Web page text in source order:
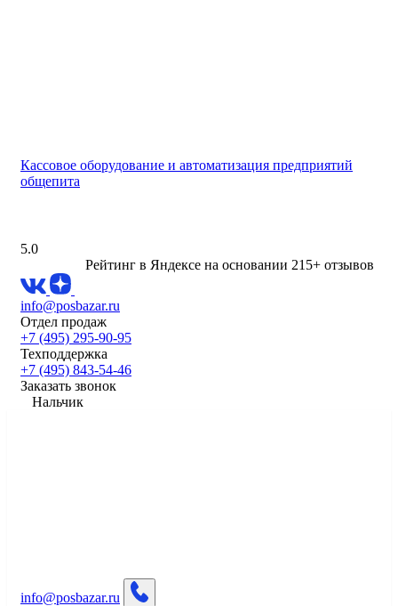
Кассовое оборудование и автоматизация предприятий
общепита
5.0
Рейтинг в Яндексе на основании 215+ отзывов
info@posbazar.ru
Отдел продаж
+7 (495) 295-90-95
Техподдержка
+7 (495) 843-54-46
Заказать звонок
Нальчик
info@posbazar.ru